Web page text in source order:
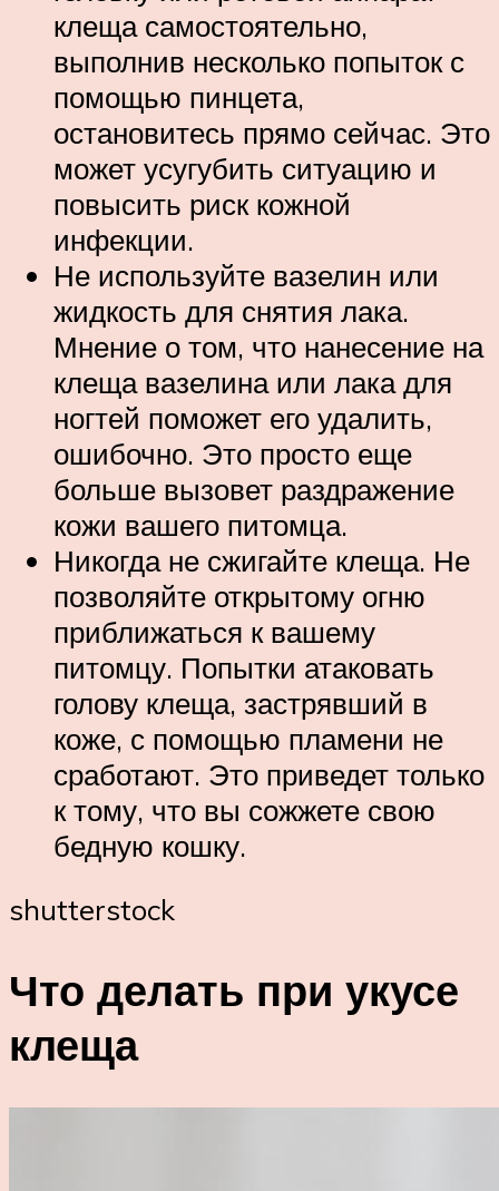
клеща самостоятельно,
выполнив несколько попыток с
помощью пинцета,
остановитесь прямо сейчас. Это
может усугубить ситуацию и
повысить риск кожной
инфекции.
Не используйте вазелин или
жидкость для снятия лака.
Мнение о том, что нанесение на
клеща вазелина или лака для
ногтей поможет его удалить,
ошибочно. Это просто еще
больше вызовет раздражение
кожи вашего питомца.
Никогда не сжигайте клеща. Не
позволяйте открытому огню
приближаться к вашему
питомцу. Попытки атаковать
голову клеща, застрявший в
коже, с помощью пламени не
сработают. Это приведет только
к тому, что вы сожжете свою
бедную кошку.
shutterstock
Что делать при укусе
клеща